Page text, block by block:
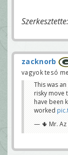
Szerkesztette:
zacknorb
vagyok tesó
This was
risky move
have been
worked
— 🌵 Mr. Az